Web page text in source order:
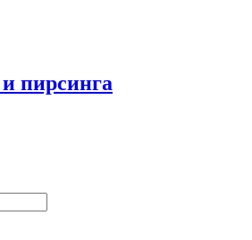
пирсинга